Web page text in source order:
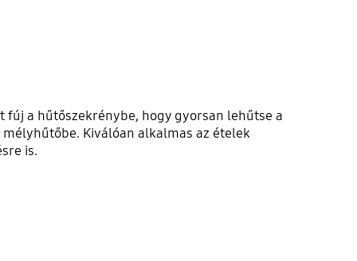
a hűtőszekrénybe, hogy gyorsan lehűtse a
Kiválóan alkalmas az ételek
is.